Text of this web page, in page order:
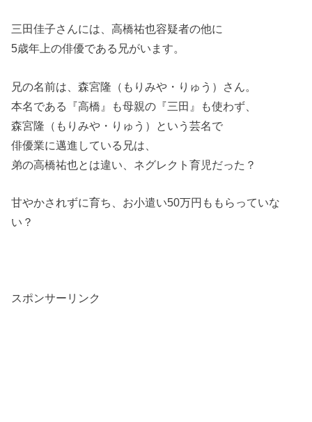
三田佳子さんには、高橋祐也容疑者の他に
5歳年上の俳優である兄がいます。
兄の名前は、森宮隆（もりみや・りゅう）さん。
本名である『高橋』も母親の『三田』も使わず、
森宮隆（もりみや・りゅう）という芸名で
俳優業に邁進している兄は、
弟の高橋祐也とは違い、ネグレクト育児だった？
甘やかされずに育ち、お小遣い50万円ももらっていな
い？
スポンサーリンク